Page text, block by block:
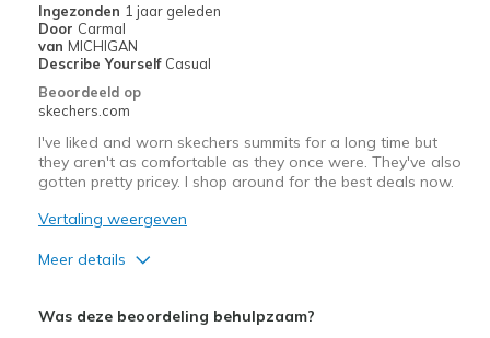
Width
Sizing
Feels true to size
View On Shoes
Ingezonden 1 jaar geleden
Door Carmal
van MICHIGAN
Describe Yourself Casual
Beoordeeld op
skechers.com
I've liked and worn skechers summits for a long time but
they aren't as comfortable as they once were. They've also
gotten pretty pricey. I shop around for the best deals now.
Vertaling weergeven
Meer details
Was deze beoordeling behulpzaam?